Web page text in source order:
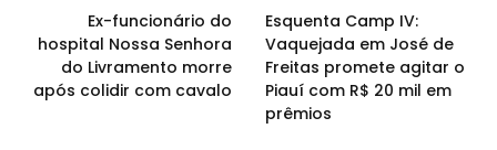
Ex-funcionário do
hospital Nossa Senhora
do Livramento morre
após colidir com cavalo
Esquenta Camp IV:
Vaquejada em José de
Freitas promete agitar o
Piauí com R$ 20 mil em
prêmios